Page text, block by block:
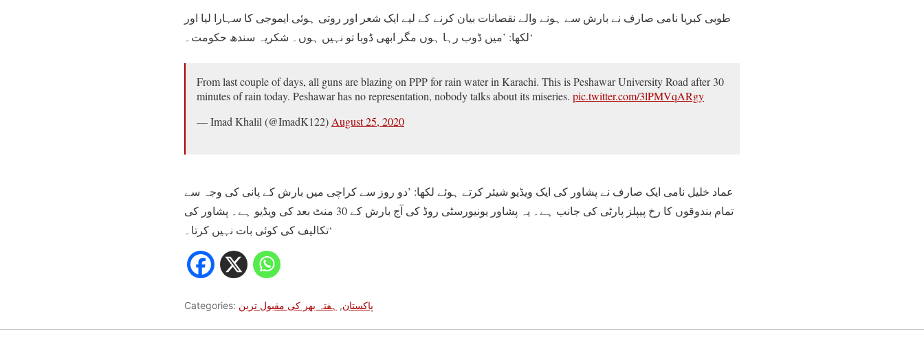
طوبی کبریا نامی صارف نے بارش سے ہونے والے نقصانات بیان کرنے کے لیے ایک شعر اور روتی ہوئی ایموجی کا سہارا لیا اور
لکھا: ’میں ڈوب رہا ہوں مگر ابھی ڈوبا تو نہیں ہوں۔ شکریہ سندھ حکومت۔‘
From last couple of days, all guns are blazing on PPP for rain water in Karachi. This is Peshawar University Road after 30
minutes of rain today. Peshawar has no representation, nobody talks about its miseries. pic.twitter.com/3lPMVqARgy
— Imad Khalil (@ImadK122) August 25, 2020
عماد خلیل نامی ایک صارف نے پشاور کی ایک ویڈیو شیئر کرتے ہوئے لکھا: ’دو روز سے کراچی میں بارش کے پانی کی وجہ سے
تمام بندوقوں کا رخ پیپلز پارٹی کی جانب ہے۔ یہ پشاور یونیورسٹی روڈ کی آج بارش کے 30 منٹ بعد کی ویڈیو ہے۔ پشاور کی
تکالیف کی کوئی بات نہیں کرتا۔‘
Categories: پاکستان, ہفتہ بھر کی مقبول ترین